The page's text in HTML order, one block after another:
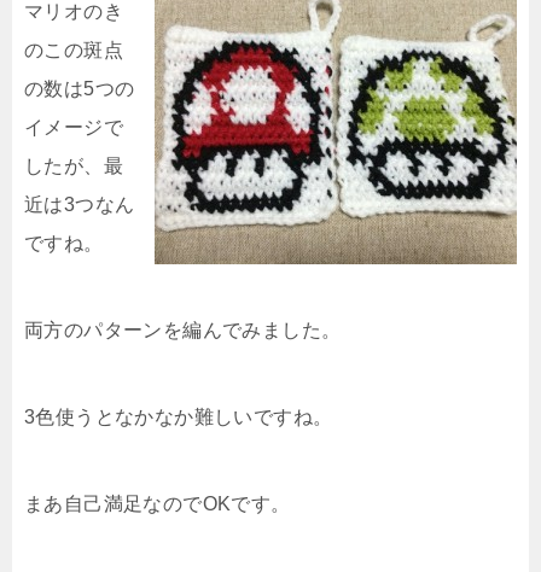
マリオのき
のこの斑点
の数は5つの
イメージで
したが、最
近は3つなん
ですね。
両方のパターンを編んでみました。
3色使うとなかなか難しいですね。
まあ自己満足なのでOKです。